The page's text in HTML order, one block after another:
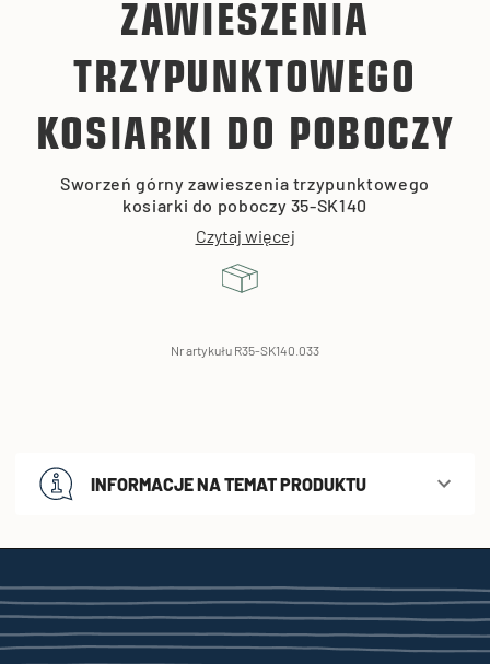
ZAWIESZENIA
TRZYPUNKTOWEGO
KOSIARKI DO POBOCZY
Sworzeń górny zawieszenia trzypunktowego
kosiarki do poboczy 35-SK140
Czytaj więcej
Nr artykułu R35-SK140.033
INFORMACJE NA TEMAT PRODUKTU